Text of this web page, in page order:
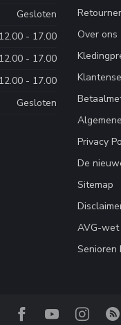
Gesloten
12.00 - 17.00
12.00 - 17.00
12.00 - 17.00
Gesloten
Over ons
Privacy
De
Sitemap
AVG-wet
Senioren